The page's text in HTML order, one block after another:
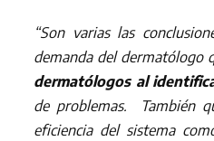
“Son varias las
demanda del dermatólogo
dermatólogos al
de problemas. También
eficiencia del sistema